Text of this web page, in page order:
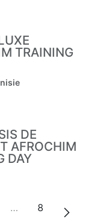
TRAINING
DE
AFROCHIM
DAY
… 8